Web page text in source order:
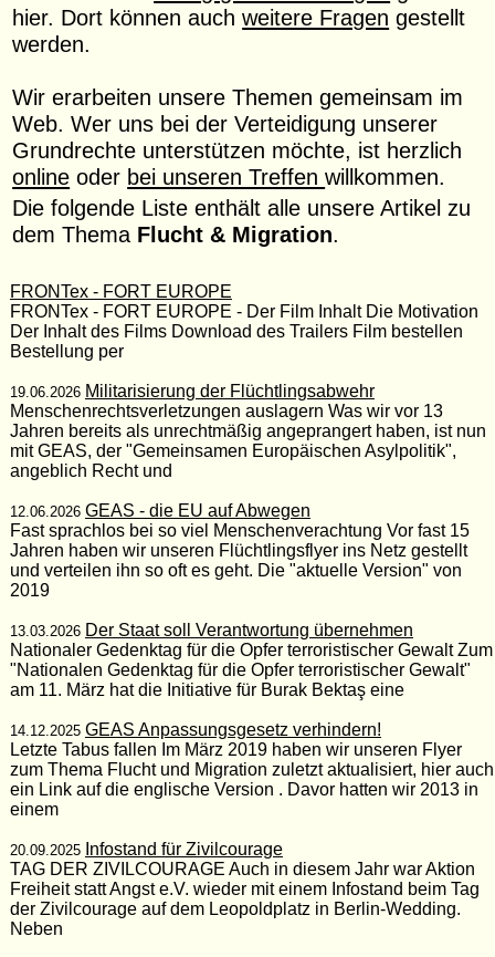
hier. Dort können auchweitere Fragen gestellt
werden.
Wir erarbeiten unsere Themen gemeinsam im
Web. Wer uns bei der Verteidigung unserer
Grundrechte unterstützen möchte, ist herzlich
online oder bei unseren Treffenwillkommen.
Die folgende Liste enthält alle unsere Artikel zu
dem Thema Flucht & Migration.
FRONTex - FORT EUROPE
FRONTex - FORT EUROPE - Der Film Inhalt Die Motivation
Der Inhalt des Films Download des Trailers Film bestellen
Bestellung per
19.06.2026 Militarisierung der Flüchtlingsabwehr
Menschenrechtsverletzungen auslagern Was wir vor 13
Jahren bereits als unrechtmäßig angeprangert haben, ist nun
mit GEAS, der "Gemeinsamen Europäischen Asylpolitik",
angeblich Recht und
12.06.2026 GEAS - die EU auf Abwegen
Fast sprachlos bei so viel Menschenverachtung Vor fast 15
Jahren haben wir unseren Flüchtlingsflyer ins Netz gestellt
und verteilen ihn so oft es geht. Die "aktuelle Version" von
2019
13.03.2026 Der Staat soll Verantwortung übernehmen
Nationaler Gedenktag für die Opfer terroristischer Gewalt Zum
"Nationalen Gedenktag für die Opfer terroristischer Gewalt"
am 11. März hat die Initiative für Burak Bektaş eine
14.12.2025 GEAS Anpassungsgesetz verhindern!
Letzte Tabus fallen Im März 2019 haben wir unseren Flyer
zum Thema Flucht und Migration zuletzt aktualisiert, hier auch
ein Link auf die englische Version . Davor hatten wir 2013 in
einem
20.09.2025
Infostand für Zivilcourage
TAG DER ZIVILCOURAGE Auch in diesem Jahr war Aktion
Freiheit statt Angst e.V. wieder mit einem Infostand beim Tag
der Zivilcourage auf dem Leopoldplatz in Berlin-Wedding.
Neben